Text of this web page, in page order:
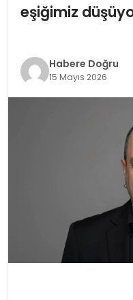
TEKNOLOJİ
SPOR
EĞİTİM
eşiğimiz
Habere Doğru
15 Mayıs 2026